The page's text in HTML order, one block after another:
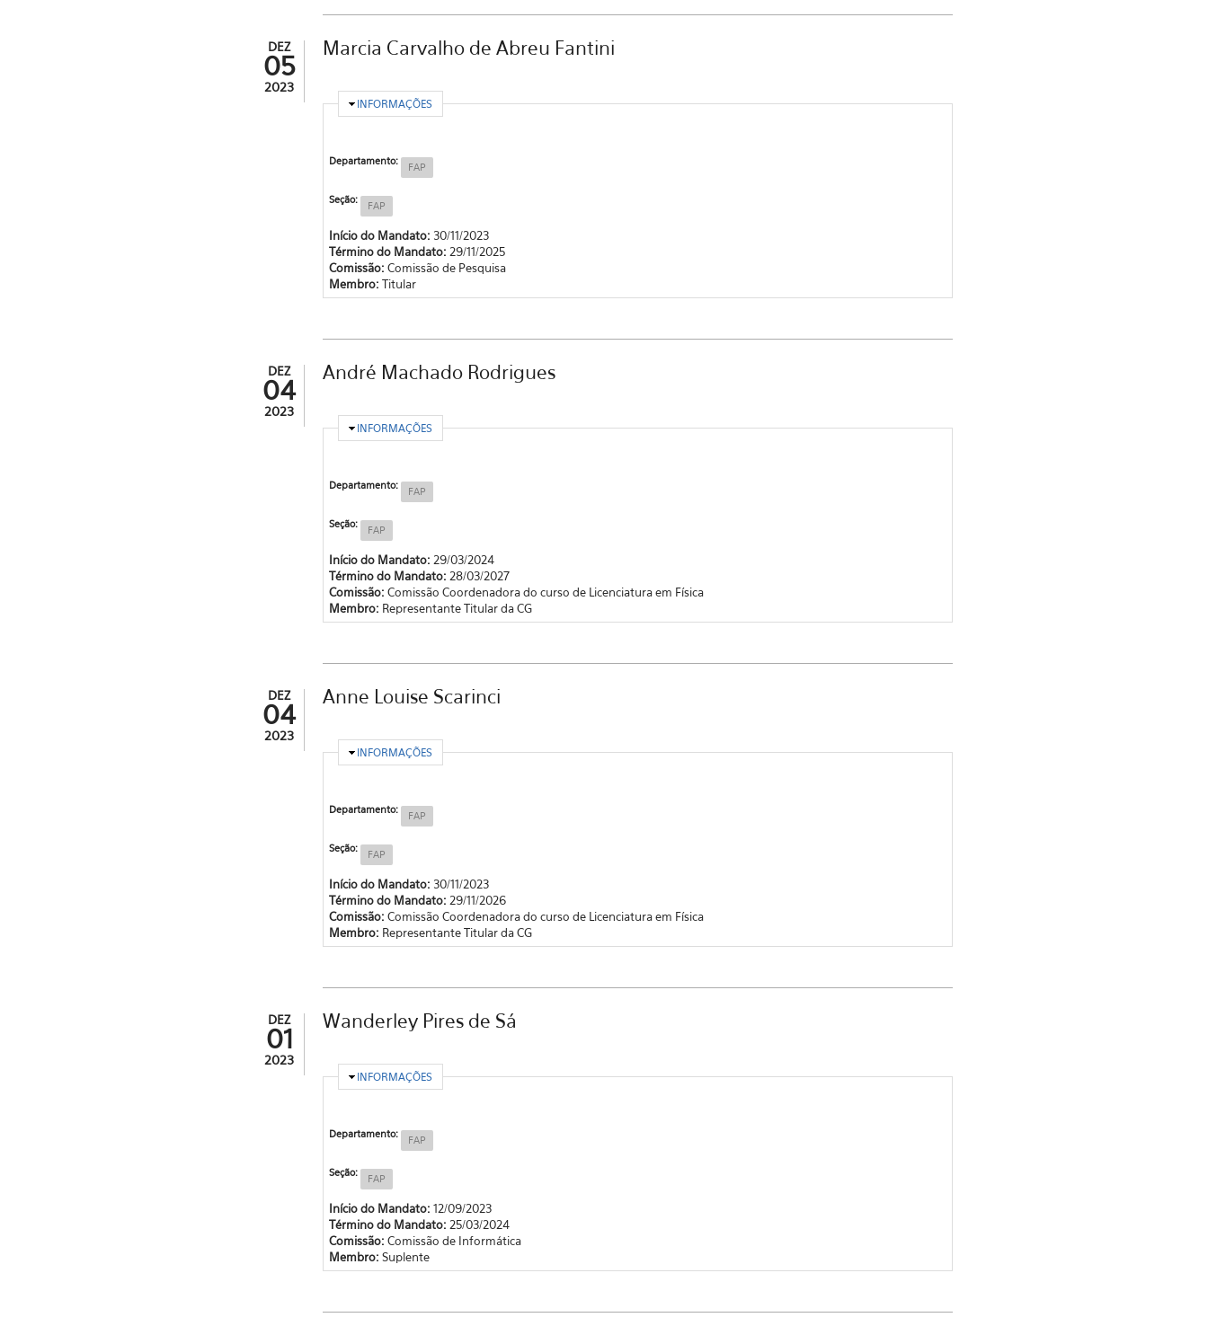
DEZ
05
2023
Marcia Carvalho de Abreu Fantini
OCULTAR
INFORMAÇÕES
Departamento: FAP
Seção: FAP
Início do Mandato: 30/11/2023
Término do Mandato: 29/11/2025
Comissão:Comissão de Pesquisa
Membro:Titular
DEZ
04
2023
André Machado Rodrigues
OCULTAR
INFORMAÇÕES
Departamento: FAP
Seção: FAP
Início do Mandato: 29/03/2024
Término do Mandato: 28/03/2027
Comissão:Comissão Coordenadora do curso de Licenciatura em Física
Membro: Representante Titular da CG
DEZ
04
2023
Anne Louise Scarinci
OCULTAR
INFORMAÇÕES
Departamento: FAP
Seção: FAP
Início do Mandato: 30/11/2023
Término do Mandato: 29/11/2026
Comissão:Comissão Coordenadora do curso de Licenciatura em Física
Membro: Representante Titular da CG
DEZ
01
2023
Wanderley Pires de Sá
OCULTAR
INFORMAÇÕES
Departamento: FAP
Seção: FAP
Início do Mandato:12/09/2023
Término do Mandato: 25/03/2024
Comissão:Comissão de Informática
Membro:Suplente